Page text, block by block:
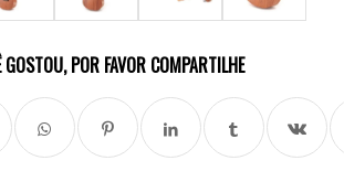
GOSTOU, POR FAVOR COMPARTILHE